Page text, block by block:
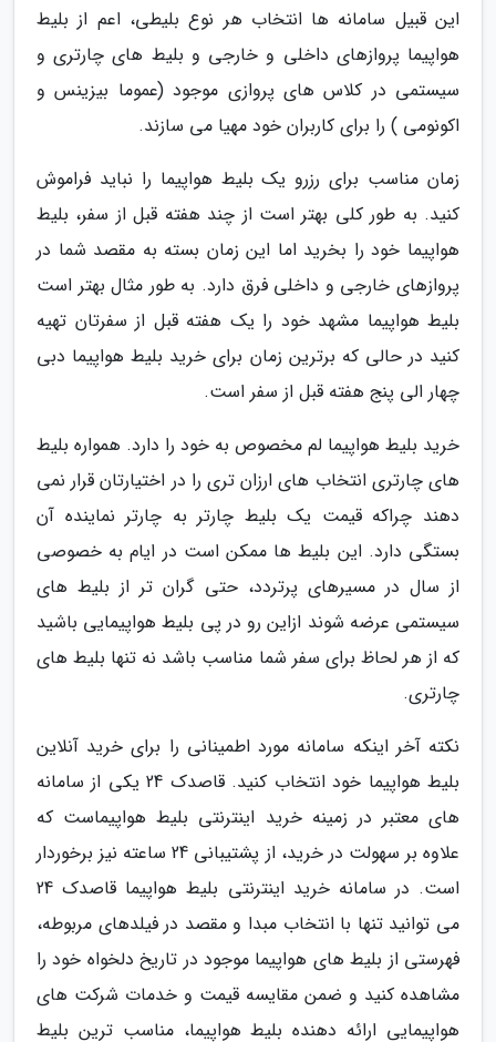
این قبیل سامانه ها انتخاب هر نوع بلیطی، اعم از بلیط
هواپیما پروازهای داخلی و خارجی و بلیط های چارتری و
سیستمی در کلاس های پروازی موجود (عموما بیزینس و
اکونومی ) را برای کاربران خود مهیا می سازند.
زمان مناسب برای رزرو یک بلیط هواپیما را نباید فراموش
کنید. به طور کلی بهتر است از چند هفته قبل از سفر، بلیط
هواپیما خود را بخرید اما این زمان بسته به مقصد شما در
پروازهای خارجی و داخلی فرق دارد. به طور مثال بهتر است
بلیط هواپیما مشهد خود را یک هفته قبل از سفرتان تهیه
کنید در حالی که برترین زمان برای خرید بلیط هواپیما دبی
چهار الی پنج هفته قبل از سفر است.
خرید بلیط هواپیما لم مخصوص به خود را دارد. همواره بلیط
های چارتری انتخاب های ارزان تری را در اختیارتان قرار نمی
دهند چراکه قیمت یک بلیط چارتر به چارتر نماینده آن
بستگی دارد. این بلیط ها ممکن است در ایام به خصوصی
از سال در مسیرهای پرتردد، حتی گران تر از بلیط های
سیستمی عرضه شوند ازاین رو در پی بلیط هواپیمایی باشید
که از هر لحاظ برای سفر شما مناسب باشد نه تنها بلیط های
چارتری.
نکته آخر اینکه سامانه مورد اطمینانی را برای خرید آنلاین
بلیط هواپیما خود انتخاب کنید. قاصدک 24 یکی از سامانه
های معتبر در زمینه خرید اینترنتی بلیط هواپیماست که
علاوه بر سهولت در خرید، از پشتیبانی 24 ساعته نیز برخوردار
است. در سامانه خرید اینترنتی بلیط هواپیما قاصدک 24
می توانید تنها با انتخاب مبدا و مقصد در فیلدهای مربوطه،
فهرستی از بلیط های هواپیما موجود در تاریخ دلخواه خود را
مشاهده کنید و ضمن مقایسه قیمت و خدمات شرکت های
هواپیمایی ارائه دهنده بلیط هواپیما، مناسب ترین بلیط